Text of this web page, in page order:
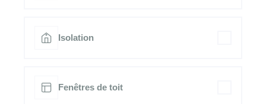
Isolation
Fenêtres de toit